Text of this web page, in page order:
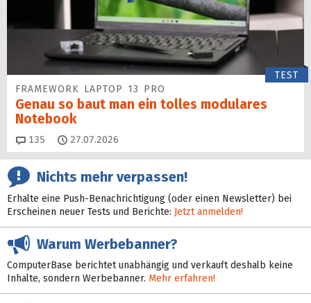
TEST
FRAMEWORK LAPTOP 13 PRO
Genau so baut man ein tolles modulares
Notebook
135 Kommentare
27.07.2026
Nichts mehr verpassen!
Erhalte eine Push-Benachrichtigung (oder einen Newsletter) bei
Erscheinen neuer Tests und Berichte: Jetzt anmelden!
Warum Werbebanner?
ComputerBase berichtet unabhängig und verkauft deshalb keine
Inhalte, sondern Werbebanner. Mehr erfahren!